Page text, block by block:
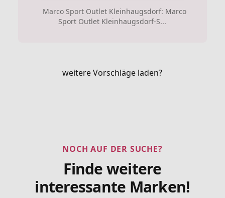
Marco Sport Outlet Kleinhaugsdorf: Marco
Sport Outlet Kleinhaugsdorf-S...
weitere Vorschläge laden?
NOCH AUF DER SUCHE?
Finde weitere
interessante Marken!